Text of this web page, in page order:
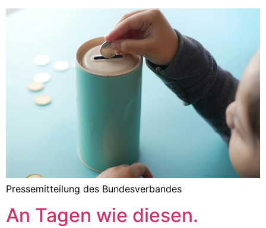
Pressemitteilung des Bundesverbandes
An Tagen wie diesen.